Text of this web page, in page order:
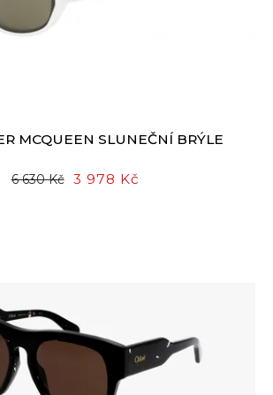
MCQUEEN SLUNEČNÍ BRÝLE
6 630 Kč 3 978 Kč